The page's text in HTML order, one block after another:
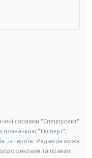
словами "Спецпроєкт"
позначкою "Експерт",
та героїв. Редакція може
реклами та правил